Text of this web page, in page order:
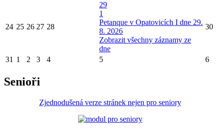
24 25 26 27 28
29
1
Petanque v Opatovicích I dne 29.
8. 2026
Zobrazit všechny záznamy ze
dne
30
31 1 2 3 4 5 6
Senioři
Zjednodušená verze stránek nejen pro seniory